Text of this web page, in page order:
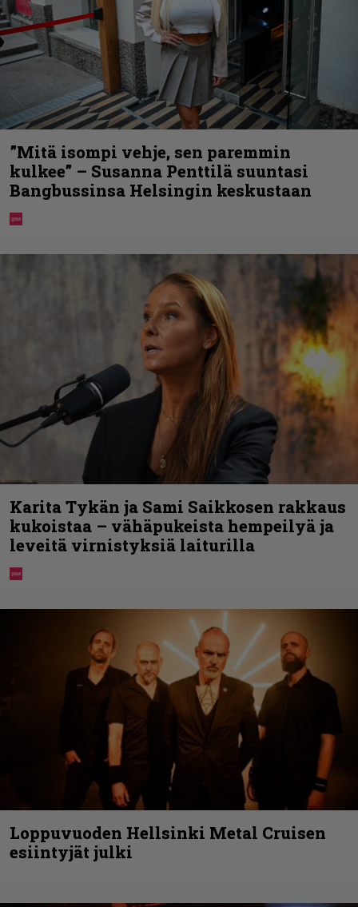
”Mitä isompi vehje, sen paremmin
kulkee” – Susanna Penttilä suuntasi
Bangbussinsa Helsingin keskustaan
Karita Tykän ja Sami Saikkosen rakkaus
kukoistaa – vähäpukeista hempeilyä ja
leveitä virnistyksiä laiturilla
Loppuvuoden Hellsinki Metal Cruisen
esiintyjät julki